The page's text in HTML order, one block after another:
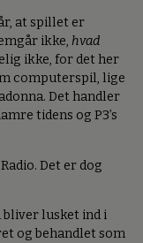
at spillet er
ikke, hvad
ikke, for det her
computerspil, lige
Det handler
tidens og P3’s
Det er dog
lusket ind i
og behandlet som